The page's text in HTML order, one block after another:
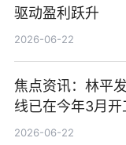
驱动盈利跃升
2026-06-22
焦点资讯：林平
线已在今年3月开
2026-06-22